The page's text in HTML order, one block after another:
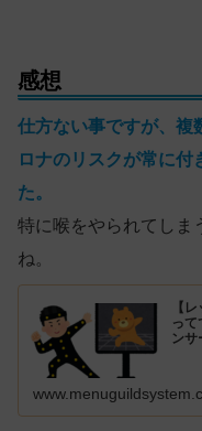
感想
仕方ない事ですが、複
ロナのリスクが常に付
た。
特に喉をやられてしま
ね。
【
っ
ン